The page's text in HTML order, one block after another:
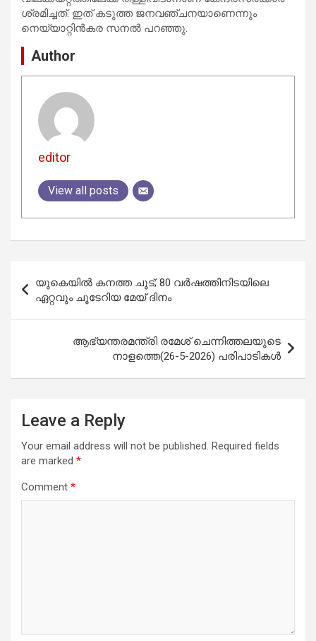
ശ്രമിച്ചത്. ഇത് കടുത്ത ജനവഞ്ചനയാണെന്നും
നെയ്യാറ്റിൻകര സനൽ പറഞ്ഞു.
Author
editor
View all posts
navigation
യുകെയിൽ കനത്ത ചൂട്; 80 വർഷത്തിനിടയിലെ
ഏറ്റവും ചൂടേറിയ മേയ് ദിനം
ആഭ്യന്തരമന്ത്രി രമേശ് ചെന്നിത്തലയുടെ
നാളത്തെ(26-5-2026) പരിപാടികള്‍
Leave a Reply
Your email address will not be published. Required fields
are marked *
Comment *